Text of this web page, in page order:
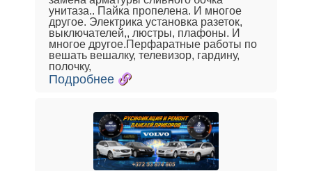
унитаза.. Пайка пропелена. И многое
другое. Электрика установка разеток,
выключателей,, люстры, плафоны. И
многое другое.Перфаратные работы по
вешать вешалку, телевизор, гардину,
полочку,
Подробнее